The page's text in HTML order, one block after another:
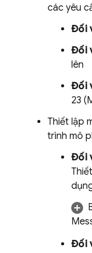
các yêu
Đối
Đối
lên
Đối
23
Thiết lập
trình mô
Đối
Đối